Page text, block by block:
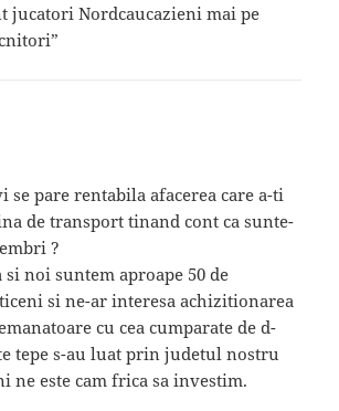
jucatori Nordcaucazieni mai pe
se pare rentabila afacerea care a-ti
de transport tinand cont ca sunte-
?
noi suntem aproape 50 de
si ne-ar interesa achizitionarea
cu cea cumparate de d-
tepe s-au luat prin judetul nostru
ne este cam frica sa investim.